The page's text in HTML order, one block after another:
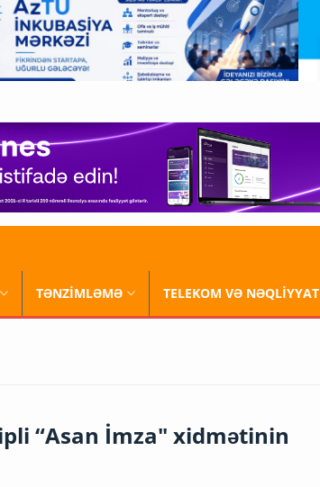
TƏNZİMLƏMƏ TELEKOM VƏ NƏQLİYYAT
“Asan İmza" xidmətinin